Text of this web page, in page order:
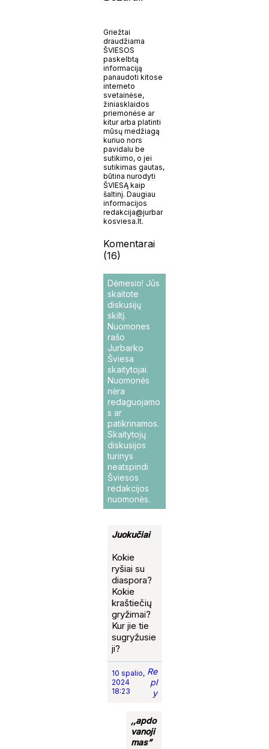
Griežtai
draudžiama
ŠVIESOS
paskelbtą
informaciją
panaudoti kitose
interneto
svetainėse,
žiniasklaidos
priemonėse ar
kitur arba platinti
mūsų medžiagą
kuriuo nors
pavidalu be
sutikimo, o jei
sutikimas gautas,
būtina nurodyti
ŠVIESĄ kaip
šaltinį. Daugiau
informacijos
redakcija@jurbar
kosviesa.lt.
Komentarai
(16)
Dėmesio! Jūs
skaitote
diskusijų
skiltį.
Nuomones
rašo
Jurbarko
Šviesa
skaitytojai.
Nuomonės
nėra
redaguojamo
s ar
patikrinamos.
Skaitytojų
diskusijos
turinys
neatspindi
Šviesos
redakcijos
nuomonės.
Juokučiai
Kokie
ryšiai su
diaspora?
Kokie
kraštiečių
gryžimai?
Kur jie tie
sugryžusie
ji?
10 spalio,
2024
18:23
Re
pl
y
,,apdo
vanoji
mas”